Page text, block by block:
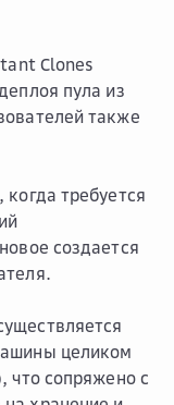
Clones
пула из
также
требуется
создается
целиком
что сопряжено с